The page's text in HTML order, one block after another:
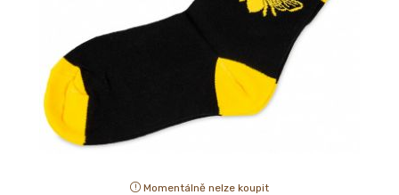
Momentálně nelze koupit